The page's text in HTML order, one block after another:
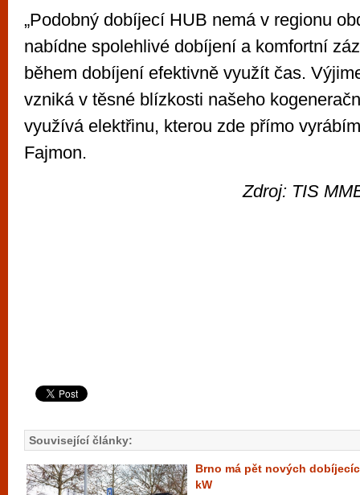
„Podobný dobíjecí HUB nemá v regionu
nabídne spolehlivé dobíjení a komfortní
během dobíjení efektivně využít čas.
vzniká v těsné blízkosti našeho
využívá elektřinu, kterou zde přímo
Fajmon.
Zdroj: TIS
Související články:
Brno má pět nových
kW